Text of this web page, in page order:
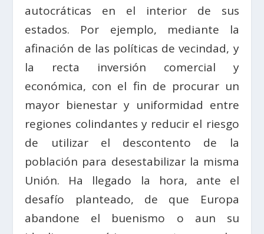
autocráticas en el interior de sus
estados. Por ejemplo, mediante la
afinación de las políticas de vecindad, y
la recta inversión comercial y
económica, con el fin de procurar un
mayor bienestar y uniformidad entre
regiones colindantes y reducir el riesgo
de utilizar el descontento de la
población para desestabilizar la misma
Unión. Ha llegado la hora, ante el
desafío planteado, de que Europa
abandone el buenismo o aun su